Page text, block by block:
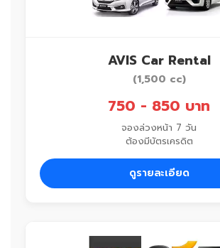
AVIS Car Rental
(1,500 cc)
750 - 850 บาท
จองล่วงหน้า 7 วัน
ต้องมีบัตรเครดิต
ดูรายละเอียด